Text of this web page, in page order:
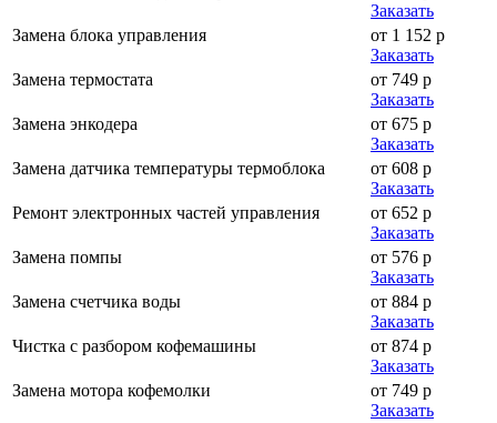
Заказать
Замена блока управления
от 1 152 р
Заказать
Замена термостата
от 749 р
Заказать
Замена энкодера
от 675 р
Заказать
Замена датчика температуры термоблока
от 608 р
Заказать
Ремонт электронных частей управления
от 652 р
Заказать
Замена помпы
от 576 р
Заказать
Замена счетчика воды
от 884 р
Заказать
Чистка с разбором кофемашины
от 874 р
Заказать
Замена мотора кофемолки
от 749 р
Заказать